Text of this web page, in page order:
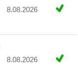
8.08.2026
8.08.2026